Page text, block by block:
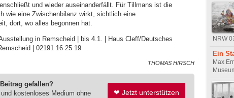
und wieder auseinanderfällt. Für Tillmans ist die
wie eine Zwischenbilanz wirkt, sichtlich eine
dort, wo alles begonnen hat.
in Remscheid | bis 4.1. | Haus Cleff/Deutsches
| 02191 16 25 19
THOMAS HIRSCH
❤ Jetzt unterstützen
gefallen?
kostenloses Medium ohne
NRW
Ein
Max